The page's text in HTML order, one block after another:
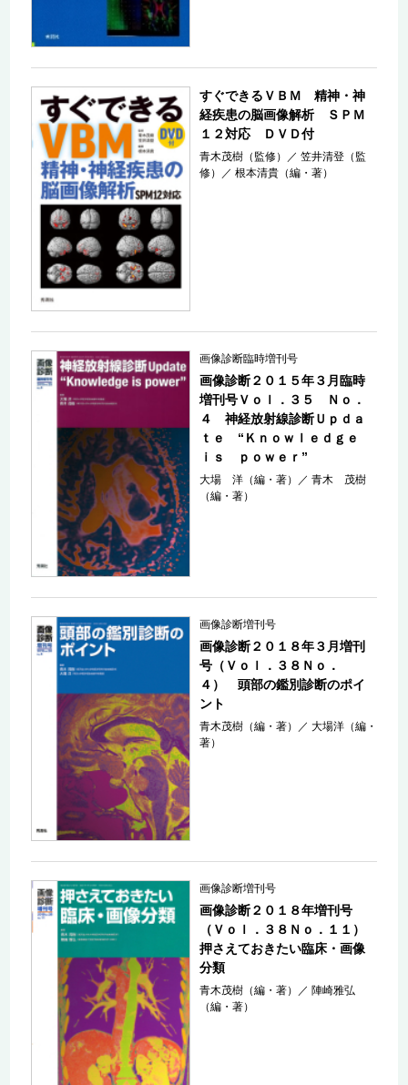
すぐできるＶＢＭ 精神・神
経疾患の脳画像解析 ＳＰＭ
１２対応 ＤＶＤ付
青木茂樹（監修） ／笠井清登（監
修）
／根本清貴（編・著）
画像診断臨時増刊号
画像診断２０１５年３月臨時
増刊号Ｖｏｌ．３５ Ｎｏ．
４ 神経放射線診断Ｕｐｄａ
ｔｅ “Ｋｎｏｗｌｅｄｇｅ
ｉｓ ｐｏｗｅｒ”
大場 洋（編・著） ／青木 茂樹
（編・著）
画像診断増刊号
画像診断２０１８年３月増刊
号（Ｖｏｌ．３８Ｎｏ．
４） 頭部の鑑別診断のポイ
ント
青木茂樹（編・著） ／大場洋（編・
著）
画像診断増刊号
画像診断２０１８年増刊号
（Ｖｏｌ．３８Ｎｏ．１１）
押さえておきたい臨床・画像
分類
青木茂樹（編・著） ／ 陣崎雅弘
（編・著）